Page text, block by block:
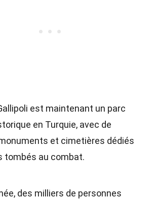
est maintenant un parc
en Turquie, avec de
et cimetières dédiés
tombés au combat.
des milliers de personnes